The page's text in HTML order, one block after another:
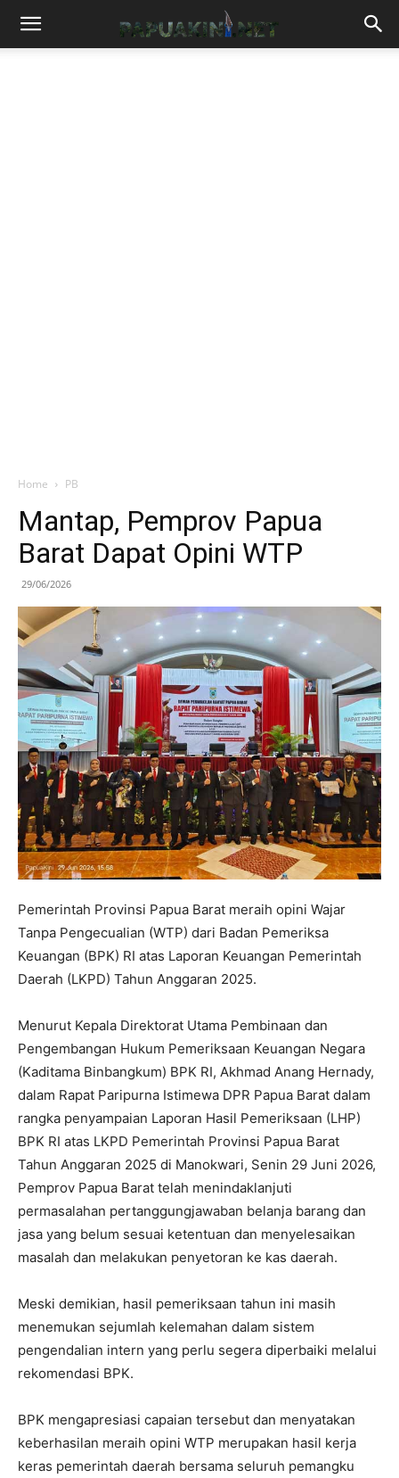
Home PB
Mantap, Pemprov Papua
Barat Dapat Opini WTP
29/06/2026
Pemerintah Provinsi Papua Barat meraih opini Wajar
Tanpa Pengecualian (WTP) dari Badan Pemeriksa
Keuangan (BPK) RI atas Laporan Keuangan Pemerintah
Daerah (LKPD) Tahun Anggaran 2025.
Menurut Kepala Direktorat Utama Pembinaan dan
Pengembangan Hukum Pemeriksaan Keuangan Negara
(Kaditama Binbangkum) BPK RI, Akhmad Anang Hernady,
dalam Rapat Paripurna Istimewa DPR Papua Barat dalam
rangka penyampaian Laporan Hasil Pemeriksaan (LHP)
BPK RI atas LKPD Pemerintah Provinsi Papua Barat
Tahun Anggaran 2025 di Manokwari, Senin 29 Juni 2026,
Pemprov Papua Barat telah menindaklanjuti
permasalahan pertanggungjawaban belanja barang dan
jasa yang belum sesuai ketentuan dan menyelesaikan
masalah dan melakukan penyetoran ke kas daerah.
Meski demikian, hasil pemeriksaan tahun ini masih
menemukan sejumlah kelemahan dalam sistem
pengendalian intern yang perlu segera diperbaiki melalui
rekomendasi BPK.
BPK mengapresiasi capaian tersebut dan menyatakan
keberhasilan meraih opini WTP merupakan hasil kerja
keras pemerintah daerah bersama seluruh pemangku